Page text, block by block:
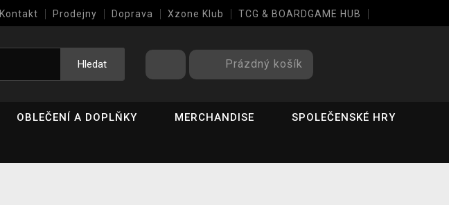
Kontakt Prodejny Doprava Xzone Klub TCG & BOARDGAME HUB
Hledat Prázdný košík
OBLEČENÍ A DOPLŇKY MERCHANDISE SPOLEČENSKÉ HRY